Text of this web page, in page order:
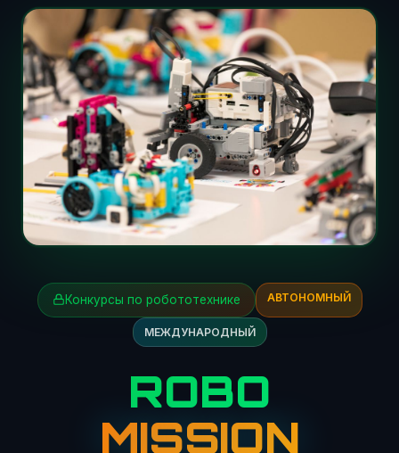
Конкурсы по робототехнике АВТОНОМНЫЙ
МЕЖДУНАРОДНЫЙ
ROBO
MISSION